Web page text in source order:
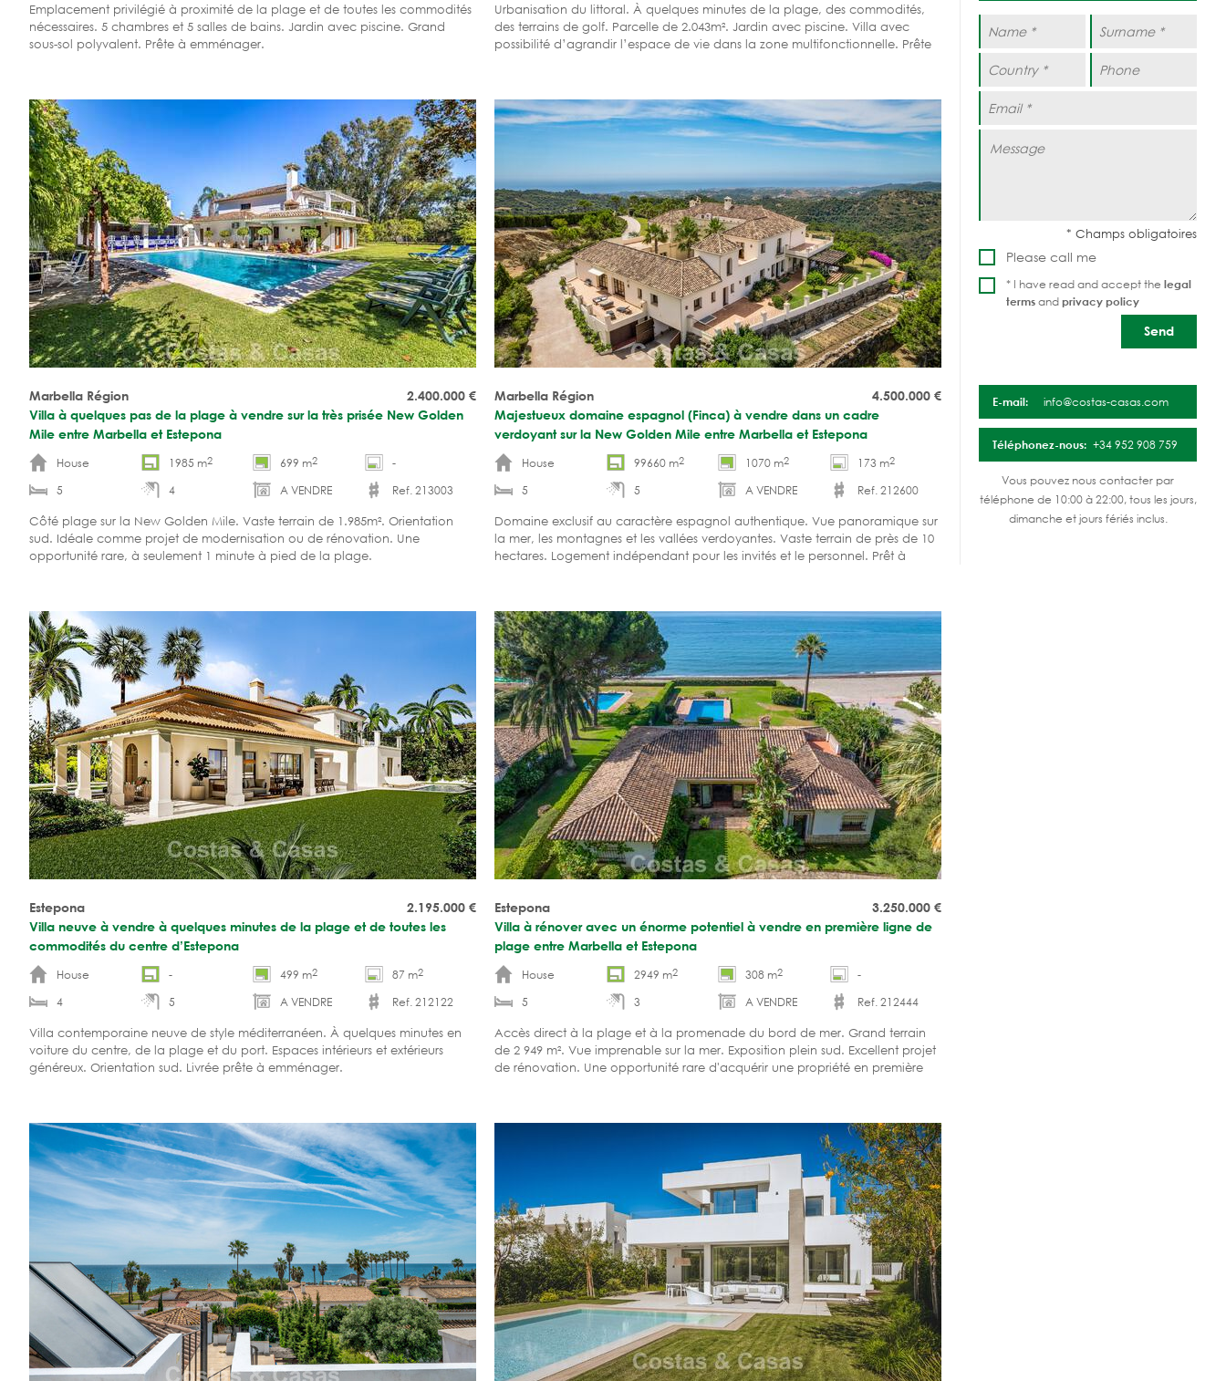
Emplacement privilégié à proximité de la plage et de toutes les commodités
nécessaires. 5 chambres et 5 salles de bains. Jardin avec piscine. Grand
sous-sol polyvalent. Prête à emménager.
Urbanisation du littoral. À quelques minutes de la plage, des commodités,
des terrains de golf. Parcelle de 2.043m². Jardin avec piscine. Villa avec
possibilité d’agrandir l’espace de vie dans la zone multifonctionnelle. Prête
2.400.000 €
Marbella Région
Villa à quelques pas de la plage à vendre sur la très prisée New Golden
Mile entre Marbella et Estepona
House
1985 m2 699 m2
-
5
4 A VENDRE
Ref. 213003
Côté plage sur la New Golden Mile. Vaste terrain de 1.985m². Orientation
sud. Idéale comme projet de modernisation ou de rénovation. Une
opportunité rare, à seulement 1 minute à pied de la plage.
4.500.000 €
Marbella Région
Majestueux domaine espagnol (Finca) à vendre dans un cadre
verdoyant sur la New Golden Mile entre Marbella et Estepona
House
99660 m2 1070 m2 173 m2
5 5 A VENDRE
Ref. 212600
Domaine exclusif au caractère espagnol authentique. Vue panoramique sur
la mer, les montagnes et les vallées verdoyantes. Vaste terrain de près de 10
hectares. Logement indépendant pour les invités et le personnel. Prêt à
2.195.000 €
Estepona
Villa neuve à vendre à quelques minutes de la plage et de toutes les
commodités du centre d’Estepona
House
- 499 m2 87 m2
4 5 A VENDRE
Ref. 212122
Villa contemporaine neuve de style méditerranéen. À quelques minutes en
voiture du centre, de la plage et du port. Espaces intérieurs et extérieurs
généreux. Orientation sud. Livrée prête à emménager.
3.250.000 €
Estepona
Villa à rénover avec un énorme potentiel à vendre en première ligne de
plage entre Marbella et Estepona
House
2949 m2 308 m2
-
5
3 A VENDRE
Ref. 212444
Accès direct à la plage et à la promenade du bord de mer. Grand terrain
de 2 949 m². Vue imprenable sur la mer. Exposition plein sud. Excellent projet
de rénovation. Une opportunité rare d'acquérir une propriété en première
Please call me
* I have read and accept the legal
termsandprivacy policy
E-mail: info@costas-casas.com
Téléphonez-nous: +34 952 908 759
Vous pouvez nous contacter par
téléphone de 10:00 à 22:00, tous les jours,
dimanche et jours fériés inclus.